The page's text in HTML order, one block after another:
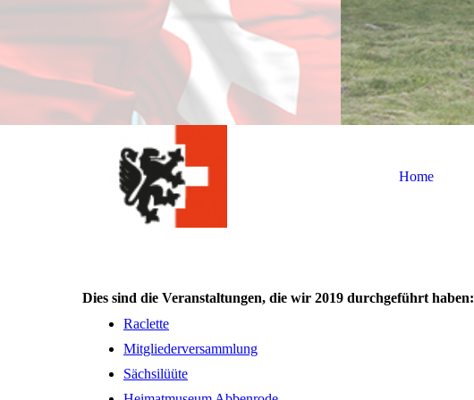
Home
Dies sind die Veranstaltungen, die wir 2019 durchgeführt haben:
Raclette
Mitgliederversammlung
Sächsilüüte